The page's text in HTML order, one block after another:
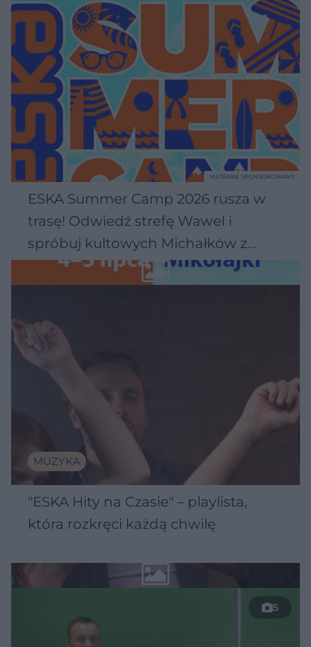
ESKA Summer Camp 2026 rusza w
trasę! Odwiedź strefę Wawel i
spróbuj kultowych Michałków z
Wawelu
MATERIAŁ SPONSOROWANY
MUZYKA
"ESKA Hity na Czasie" – playlista,
która rozkręci każdą chwilę
5